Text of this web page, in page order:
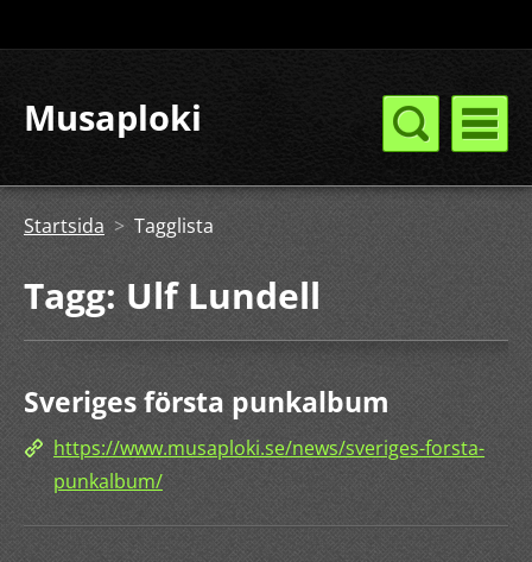
Musaploki
Startsida > Tagglista
Tagg: Ulf Lundell
Sveriges första punkalbum
https://www.musaploki.se/news/sveriges-forsta-
punkalbum/